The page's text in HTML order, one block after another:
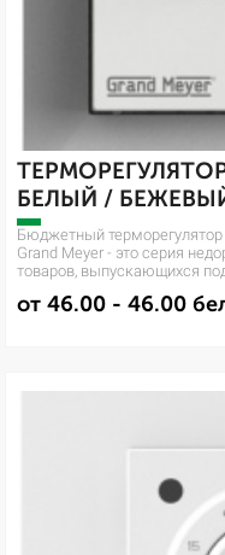
БЕЛЫЙ /
Бюджетный терморегулятор
Grand Meyer - это серия
товаров, выпускающихся
от 46.00 - 46.00